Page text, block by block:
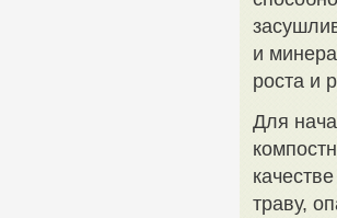
и
роста и
Для
траву,